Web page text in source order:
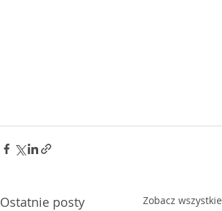
Ostatnie posty Zobacz wszystkie